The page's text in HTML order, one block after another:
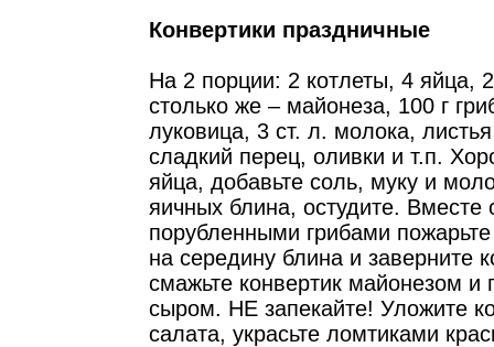
Конвертики праздничные
На 2 порции: 2 котлеты, 4 яйца,
столько же – майонеза, 100 г
луковица, 3 ст. л. молока,
сладкий перец, оливки и т.п.
яйца, добавьте соль, муку и
яичных блина, остудите. Вместе
порубленными грибами
на середину блина и заверните
смажьте конвертик майонезом и
сыром. НЕ запекайте! Уложите
салата, украсьте ломтиками